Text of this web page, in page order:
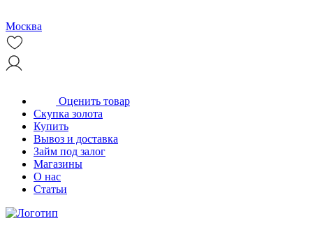
Москва
Оценить товар
Скупка золота
Купить
Вывоз и доставка
Займ под залог
Магазины
О нас
Статьи